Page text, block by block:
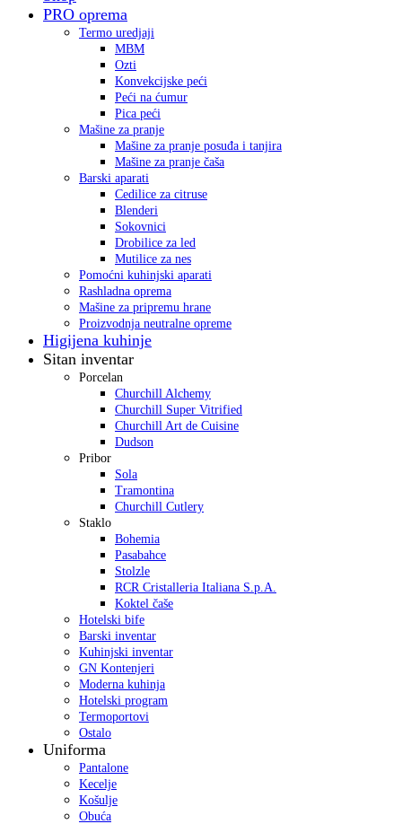
PRO oprema
Termo uredjaji
MBM
Ozti
Konvekcijske peći
Peći na ćumur
Pica peći
Mašine za pranje
Mašine za pranje posuđa i tanjira
Mašine za pranje čaša
Barski aparati
Cedilice za citruse
Blenderi
Sokovnici
Drobilice za led
Mutilice za nes
Pomoćni kuhinjski aparati
Rashladna oprema
Mašine za pripremu hrane
Proizvodnja neutralne opreme
Higijena kuhinje
Sitan inventar
Porcelan
Churchill Alchemy
Churchill Super Vitrified
Churchill Art de Cuisine
Dudson
Pribor
Sola
Tramontina
Churchill Cutlery
Staklo
Bohemia
Pasabahce
Stolzle
RCR Cristalleria Italiana S.p.A.
Koktel čaše
Hotelski bife
Barski inventar
Kuhinjski inventar
GN Kontenjeri
Moderna kuhinja
Hotelski program
Termoportovi
Ostalo
Uniforma
Pantalone
Kecelje
Košulje
Obuća